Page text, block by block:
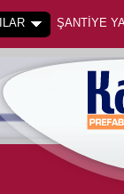
ŞANTİYE